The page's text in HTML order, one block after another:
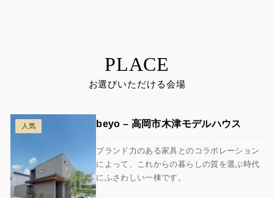
PLACE
お選びいただける会場
人気 beyo – 高岡市木津モデルハウス
ブランド力のある家具とのコラボレーション
によって、これからの暮らしの質を選ぶ時代
にふさわしい一棟です。